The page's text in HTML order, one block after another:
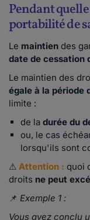
Pendant
portabilité de
Le maintien des
date de cessation
Le maintien des
égale à la période
limite :
de la durée du
ou, le cas
lorsqu'ils sont
⚠ Attention : quoi
droits ne peut
📌 Exemple 1 :
Vous avez conclu